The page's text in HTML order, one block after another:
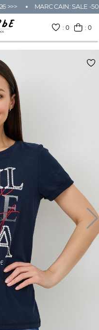
>>> MARC CAIN: SALE -
:0 : 0